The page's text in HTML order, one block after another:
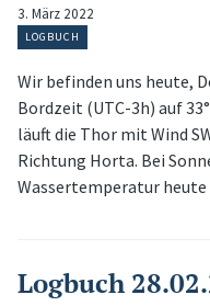
3. März 2022
LOGBUCH
Wir befinden uns heute,
Bordzeit (UTC-3h) auf
läuft die Thor mit Wind
Richtung Horta. Bei
Wassertemperatur
Logbuch